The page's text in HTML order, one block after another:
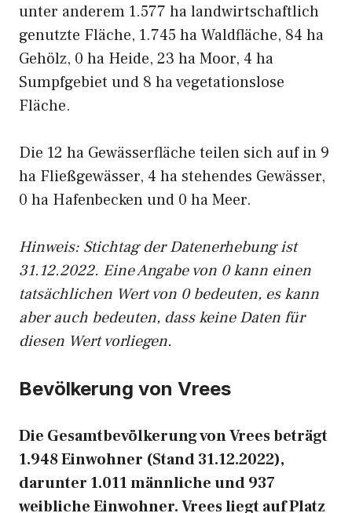
unter anderem 1.577 ha landwirtschaftlich
genutzte Fläche, 1.745 ha Waldfläche, 84 ha
Gehölz, 0 ha Heide, 23 ha Moor, 4 ha
Sumpfgebiet und 8 ha vegetationslose
Fläche.
Die 12 ha Gewässerfläche teilen sich auf in 9
ha Fließgewässer, 4 ha stehendes Gewässer,
0 ha Hafenbecken und 0 ha Meer.
Hinweis: Stichtag der Datenerhebung ist
31.12.2022. Eine Angabe von 0 kann einen
tatsächlichen Wert von 0 bedeuten, es kann
aber auch bedeuten, dass keine Daten für
diesen Wert vorliegen.
Bevölkerung von Vrees
Die Gesamtbevölkerung von Vrees beträgt
1.948 Einwohner (Stand 31.12.2022),
darunter 1.011 männliche und 937
weibliche Einwohner. Vrees liegt auf Platz